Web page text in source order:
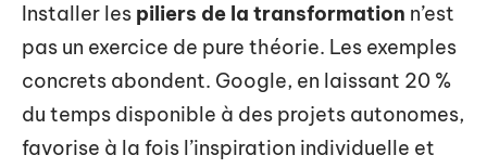
Installer les piliers de la transformation n’est
pas un exercice de pure théorie. Les exemples
concrets abondent. Google, en laissant 20 %
du temps disponible à des projets autonomes,
favorise à la fois l’inspiration individuelle et